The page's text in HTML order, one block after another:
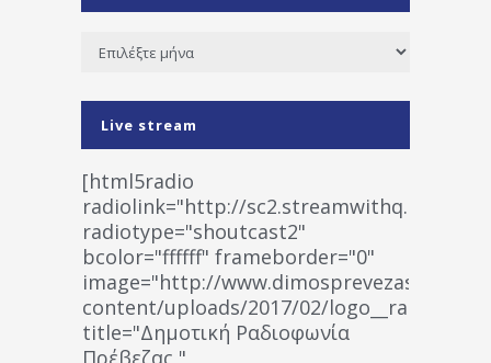
Ιστορικό
Live stream
[html5radio
radiolink="http://
radiotype="shoutcast2"
bcolor="ffffff" frameborder="0"
image="http://www.dimosprevezas.gr/wp-
content/uploads/2017/02/
title="Δημοτική Ραδιοφωνία
Πρέβεζας "